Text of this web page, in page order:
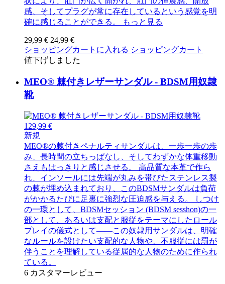
感、そしてプラグが常に存在しているという感覚を明
確に感じることができる。
もっと見る
29,99 € 24,99 €
ショッピングカートに入れる ショッピングカート
値下げしました
MEO® 棘付きレザーサンダル - BDSM用奴隷
靴
129,99 €
新規
MEO®の棘付きペナルティサンダルは、一歩一歩の歩
み、長時間の立ちっぱなし、そしてわずかな体重移動
さえもはっきりと感じさせる。 高品質な本革で作ら
れ、インソールには先端が丸みを帯びたステンレス製
の棘が埋め込まれており、このBDSMサンダルは負荷
がかかるたびに足裏に強烈な圧迫感を与える。 しつけ
の一環として、BDSMセッション (BDSM sesshon)の一
部として、あるいは支配と服従をテーマにしたロール
プレイの儀式として――この奴隷用サンダルは、明確
なルールを設けたい支配的な人物や、不服従には罰が
伴うことを理解している従属的な人物のために作られ
ている。
6 カスタマーレビュー